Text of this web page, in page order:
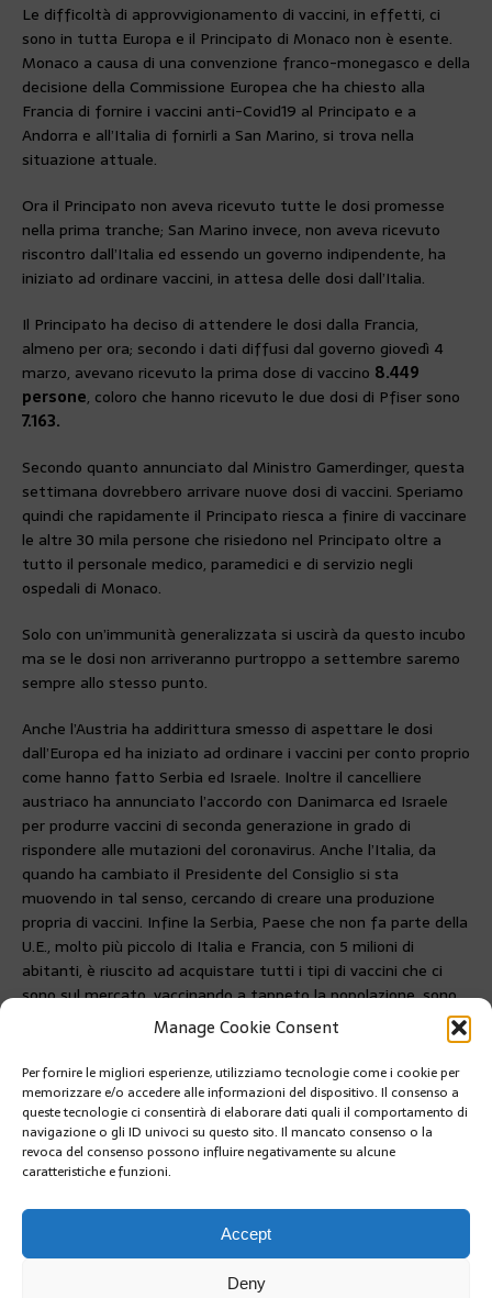
Manage Cookie Consent
Per fornire le migliori esperienze, utilizziamo tecnologie come i cookie per
memorizzare e/o accedere alle informazioni del dispositivo. Il consenso a
queste tecnologie ci consentirà di elaborare dati quali il comportamento di
navigazione o gli ID univoci su questo sito. Il mancato consenso o la
revoca del consenso possono influire negativamente su alcune
caratteristiche e funzioni.
Accept
Deny
Le difficoltà di approvvigionamento di vaccini, in effetti, ci
sono in tutta Europa e il Principato di Monaco non è esente.
Monaco a causa di una convenzione franco-monegasco e della
decisione della Commissione Europea che ha chiesto alla
Francia di fornire i vaccini anti-Covid19 al Principato e a
Andorra e all’Italia di fornirli a San Marino, si trova nella
situazione attuale.
Ora il Principato non aveva ricevuto tutte le dosi promesse
nella prima tranche; San Marino invece, non aveva ricevuto
riscontro dall’Italia ed essendo un governo indipendente, ha
iniziato ad ordinare vaccini, in attesa delle dosi dall’Italia.
Il Principato ha deciso di attendere le dosi dalla Francia,
almeno per ora; secondo i dati diffusi dal governo giovedì 4
marzo, avevano ricevuto la prima dose di vaccino 8.449
persone, coloro che hanno ricevuto le due dosi di Pfiser sono
7.163.
Secondo quanto annunciato dal Ministro Gamerdinger, questa
settimana dovrebbero arrivare nuove dosi di vaccini. Speriamo
quindi che rapidamente il Principato riesca a finire di vaccinare
le altre 30 mila persone che risiedono nel Principato oltre a
tutto il personale medico, paramedici e di servizio negli
ospedali di Monaco.
Solo con un’immunità generalizzata si uscirà da questo incubo
ma se le dosi non arriveranno purtroppo a settembre saremo
sempre allo stesso punto.
Anche l’Austria ha addirittura smesso di aspettare le dosi
dall’Europa ed ha iniziato ad ordinare i vaccini per conto proprio
come hanno fatto Serbia ed Israele. Inoltre il cancelliere
austriaco ha annunciato l’accordo con Danimarca ed Israele
per produrre vaccini di seconda generazione in grado di
rispondere alle mutazioni del coronavirus. Anche l’Italia, da
quando ha cambiato il Presidente del Consiglio si sta
muovendo in tal senso, cercando di creare una produzione
propria di vaccini. Infine la Serbia, Paese che non fa parte della
U.E., molto più piccolo di Italia e Francia, con 5 milioni di
abitanti, è riuscito ad acquistare tutti i tipi di vaccini che ci
sono sul mercato, vaccinando a tappeto la popolazione, sono
riusciti ad avere talmente tante dosi da cederne una parte al
Montenegro che non ne aveva.
PRÉCÉDENT
#8 MARZO: DIRITTI DELLE DONNE